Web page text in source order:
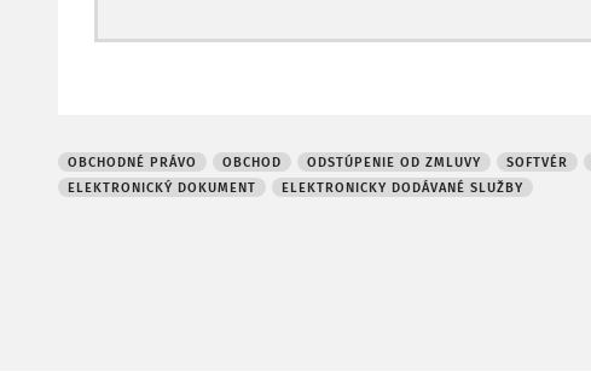
OBCHODNÉ PRÁVO OBCHOD ODSTÚPENIE OD ZMLUVY SOFTVÉR
ELEKTRONICKÝ DOKUMENT
ELEKTRONICKY DODÁVANÉ SLUŽBY